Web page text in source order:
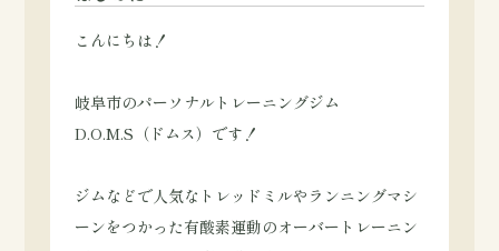
こんにちは！
岐阜市のパーソナルトレーニングジム
D.O.M.S（ドムス）です！
ジムなどで人気なトレッドミルやランニングマシ
ーンをつかった有酸素運動のオーバートレーニン